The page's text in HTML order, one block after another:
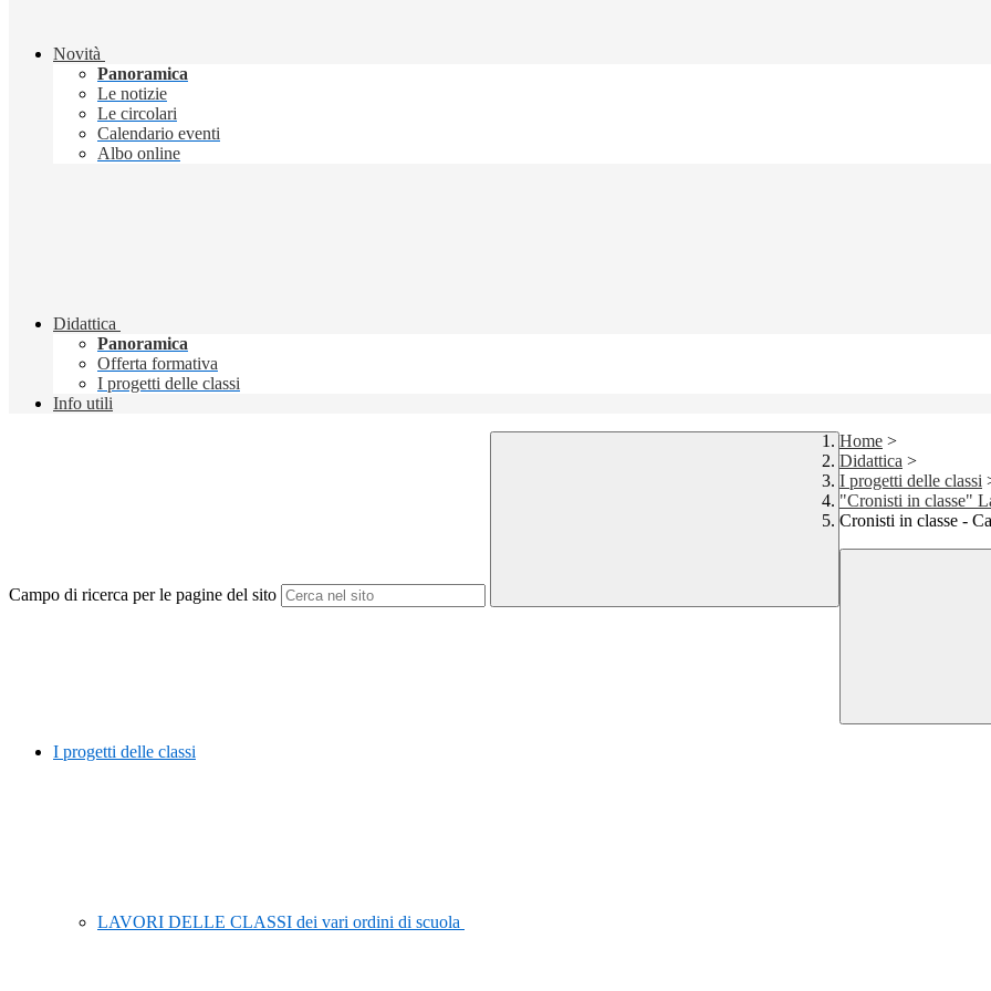
Novità
Panoramica
Le notizie
Le circolari
Calendario eventi
Albo online
Didattica
Panoramica
Offerta formativa
I progetti delle classi
Info utili
Campo di ricerca per le pagine del sito
Home >
Didattica >
I progetti delle classi
"Cronisti in classe"
Cronisti in classe -
I progetti delle classi
LAVORI DELLE CLASSI dei vari ordini di scuola